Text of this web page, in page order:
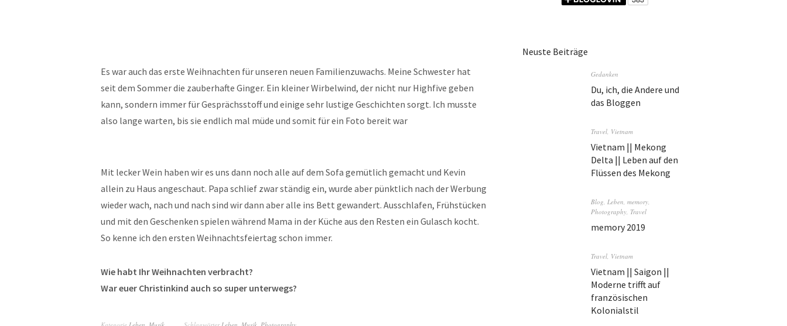
Es war auch das erste Weihnachten für unseren neuen Familienzuwachs. Meine Schwester hat
seit dem Sommer die zauberhafte Ginger. Ein kleiner Wirbelwind, der nicht nur Highfive geben
kann, sondern immer für Gesprächsstoff und einige sehr lustige Geschichten sorgt. Ich musste
also lange warten, bis sie endlich mal müde und somit für ein Foto bereit war
Mit lecker Wein haben wir es uns dann noch alle auf dem Sofa gemütlich gemacht und Kevin
allein zu Haus angeschaut. Papa schlief zwar ständig ein, wurde aber pünktlich nach der Werbung
wieder wach, nach und nach sind wir dann aber alle ins Bett gewandert. Ausschlafen, Frühstücken
und mit den Geschenken spielen während Mama in der Küche aus den Resten ein Gulasch kocht.
So kenne ich den ersten Weihnachtsfeiertag schon immer.
Wie habt Ihr Weihnachten verbracht?
War euer Christinkind auch so super unterwegs?
Neuste Beiträge
Gedanken
Du, ich, die Andere und
das Bloggen
Travel, Vietnam
Vietnam || Mekong
Delta || Leben auf den
Flüssen des Mekong
Blog, Leben, memory,
Photography, Travel
memory 2019
Travel, Vietnam
Vietnam || Saigon ||
Moderne trifft auf
französischen
Kolonialstil